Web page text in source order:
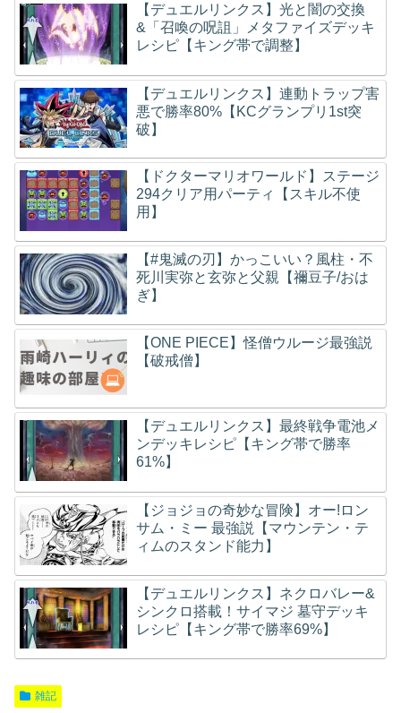
【デュエルリンクス】光と闇の交換
&「召喚の呪詛」メタファイズデッキ
レシピ【キング帯で調整】
【デュエルリンクス】連動トラップ害
悪で勝率80%【KCグランプリ1st突
破】
【ドクターマリオワールド】ステージ
294クリア用パーティ【スキル不使
用】
【#鬼滅の刃】かっこいい？風柱・不
死川実弥と玄弥と父親【禰豆子/おは
ぎ】
【ONE PIECE】怪僧ウルージ最強説
【破戒僧】
【デュエルリンクス】最終戦争電池メ
ンデッキレシピ【キング帯で勝率
61%】
【ジョジョの奇妙な冒険】オー!ロン
サム・ミー 最強説【マウンテン・テ
ィムのスタンド能力】
【デュエルリンクス】ネクロバレー&
シンクロ搭載！サイマジ 墓守デッキ
レシピ【キング帯で勝率69%】
雑記